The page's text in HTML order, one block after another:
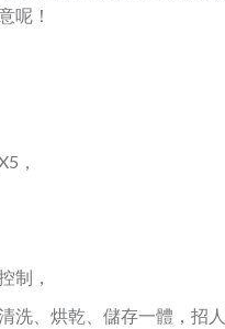
呢！
，
制，
、烘乾、儲存一體，招人